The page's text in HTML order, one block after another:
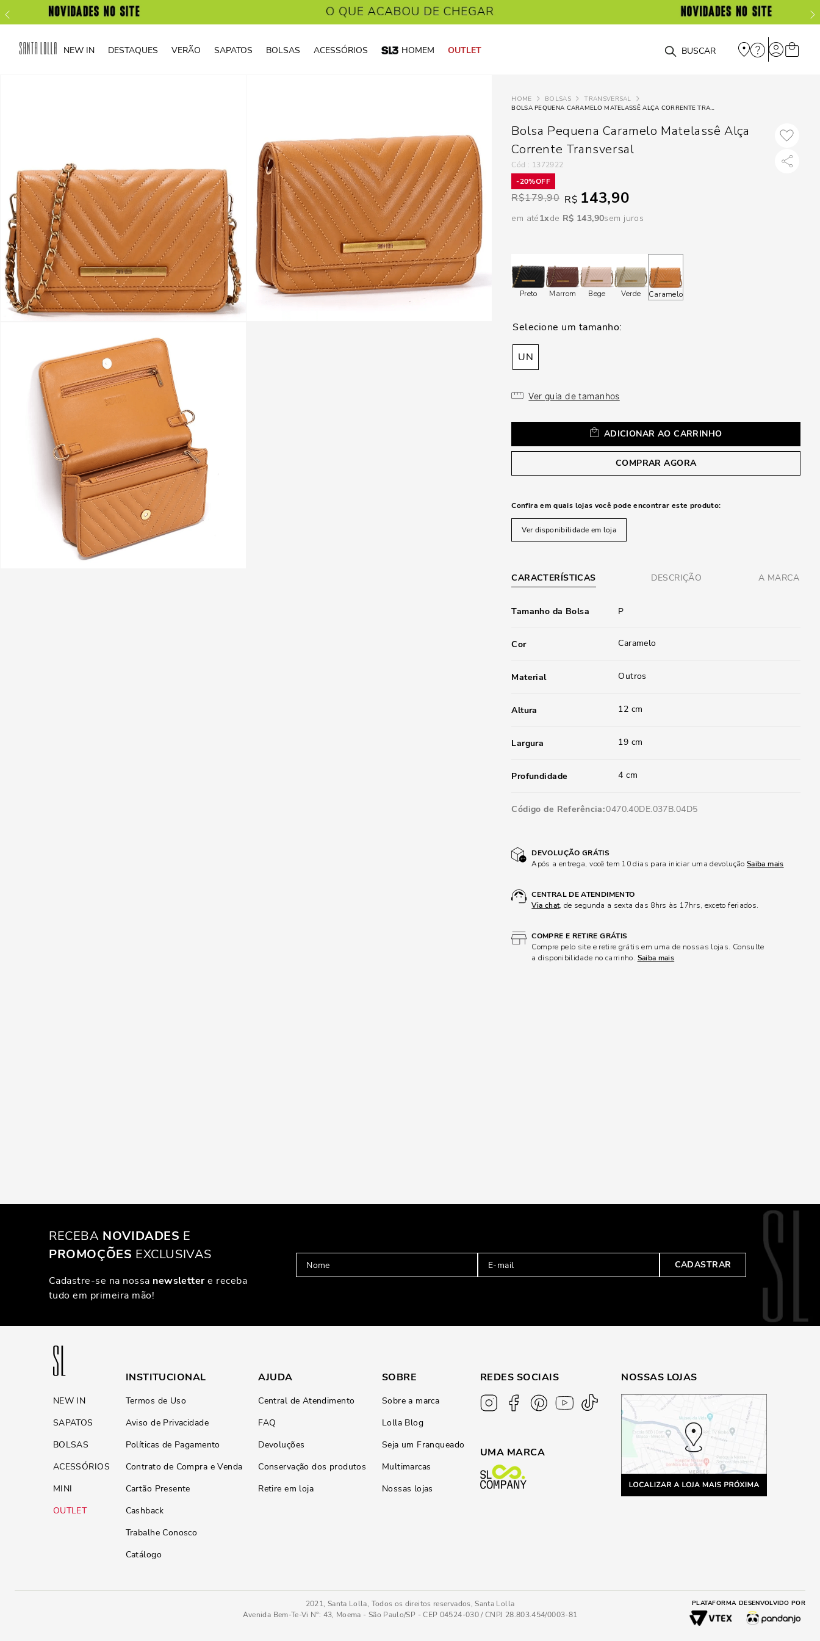
NEW IN DESTAQUES VERÃO SAPATOS BOLSAS ACESSÓRIOS HOMEM OUTLET O que você está procurando?
BOLSAS
TRANSVERSAL
BOLSA PEQUENA CARAMELO MATELASSÊ ALÇA CORRENTE TRANSVERSAL
Bolsa Pequena Caramelo Matelassê Alça
Corrente Transversal
: 1372922
20%
R$179,90 R$ 143,90
em até1 R$ 143,90sem juros
Preto Marrom Bege Verde Caramelo
UN
Ver guia de tamanhos
ADICIONAR AO CARRINHO
COMPRAR AGORA
Confira em quais lojas você pode encontrar este produto:
Ver disponibilidade em loja
CARACTERÍSTICAS DESCRIÇÃO A MARCA
Tamanho da Bolsa P
Cor Caramelo
Material Outros
Altura 12 cm
Largura 19 cm
Profundidade 4 cm
Código de Referência 0470.40DE.037B.04D5
DEVOLUÇÃO GRÁTIS
Após a entrega, você tem 10 dias para iniciar uma devolução Saiba mais
CENTRAL DE ATENDIMENTO
Via chat, de segunda a sexta das 8hrs às 17hrs, exceto feriados.
COMPRE E RETIRE GRÁTIS
Compre pelo site e retire grátis em uma de nossas lojas. Consulte
a disponibilidade no carrinho. Saiba mais
RECEBA NOVIDADES E
PROMOÇÕES EXCLUSIVAS
Cadastre-se na nossa newslettere receba
tudo em primeira mão!
CADASTRAR
NEW IN
SAPATOS
BOLSAS
ACESSÓRIOS
MINI
OUTLET
INSTITUCIONAL
Termos de Uso
Aviso de Privacidade
Políticas de Pagamento
Contrato de Compra e Venda
Cartão Presente
Cashback
Trabalhe Conosco
Catálogo
AJUDA
Central de Atendimento
FAQ
Devoluções
Conservação dos produtos
Retire em loja
SOBRE
Sobre a marca
Lolla Blog
Seja um Franqueado
Multimarcas
Nossas lojas
REDES SOCIAIS
UMA MARCA
NOSSAS LOJAS
2021, Santa Lolla, Todos os direitos reservados, Santa Lolla
Avenida Bem-Te-Vi N°: 43, Moema - São Paulo/SP - CEP 04524-030 / CNPJ 28.803.454/0003-81
PLATAFORMA DESENVOLVIDO POR